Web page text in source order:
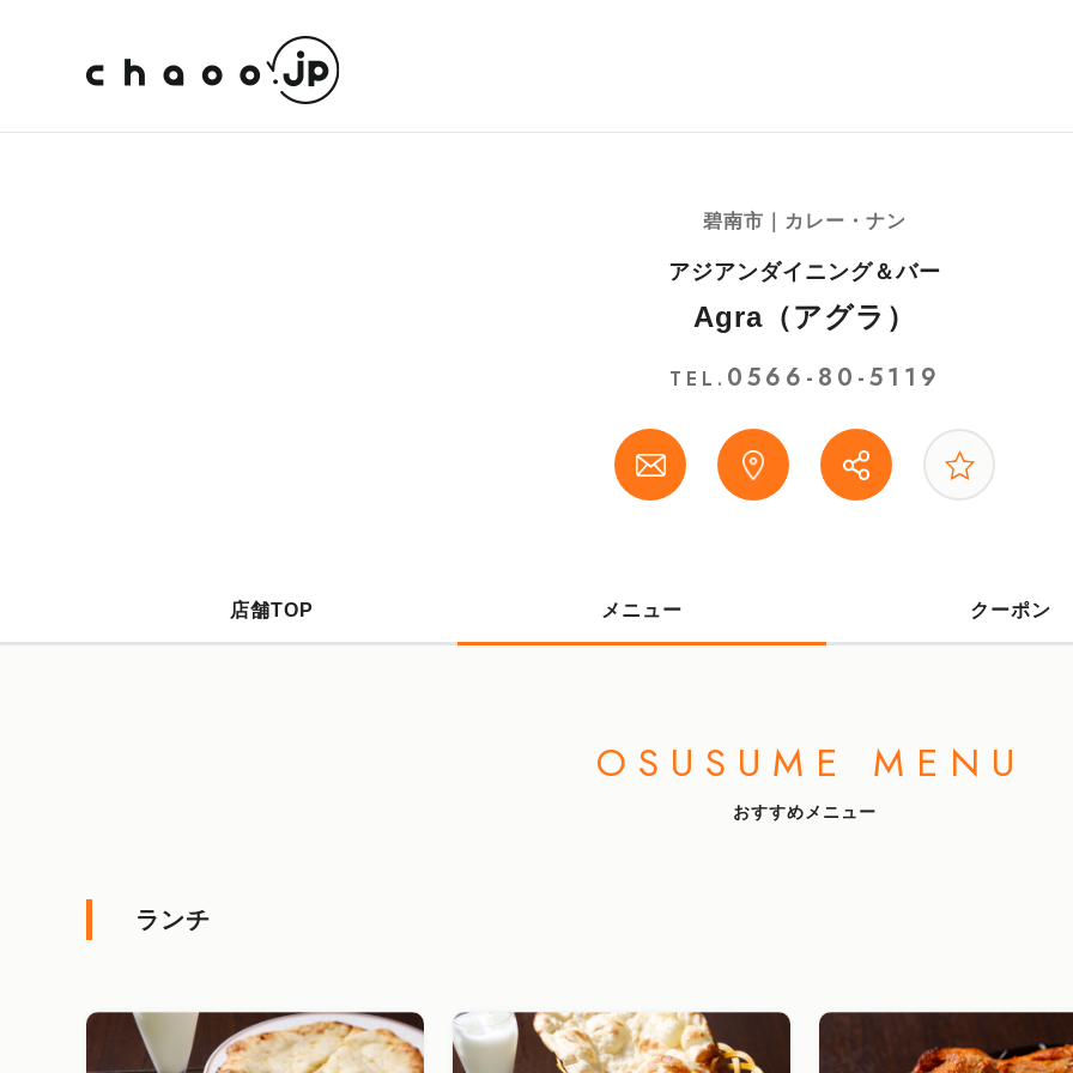
碧南市｜カレー・ナン
アジアンダイニング＆バー
Agra（アグラ）
TEL. 0566-80-5119
店舗TOP メニュー クーポン
OSUSUME MENU
おすすめメニュー
ランチ